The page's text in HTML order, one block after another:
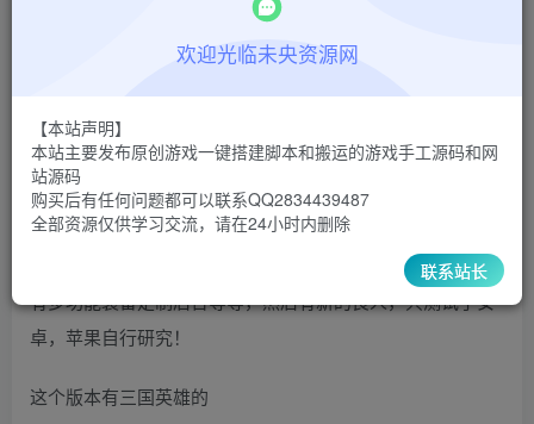
￥9.9 ￥ 30
有多功能装备定制后台等等，然后有新的良人，只测试了安
卓，苹果自行研究！
这个版本有三国英雄的
欢迎光临未央资源网
【本站声明】
本站主要发布原创游戏一键搭建脚本和搬运的游戏手工源码和网
站源码
购买后有任何问题都可以联系QQ2834439487
全部资源仅供学习交流，请在24小时内删除
联系站长